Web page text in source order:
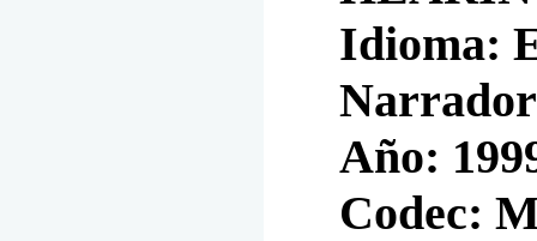
Idioma:
Año:
Codec: